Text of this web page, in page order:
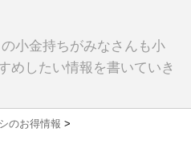
小金持ちがみなさんも小
めしたい情報を書いていき
のお得情報 >